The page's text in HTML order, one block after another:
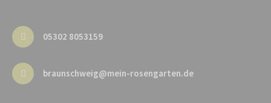
05302 8053159
braunschweig@mein-rosengarten.de